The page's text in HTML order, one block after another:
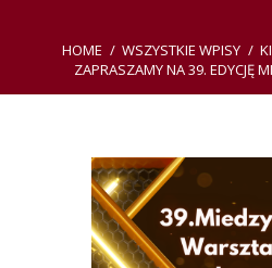
HOME WSZYSTKIE WPISY
ZAPRASZAMY NA 39. EDYCJĘ